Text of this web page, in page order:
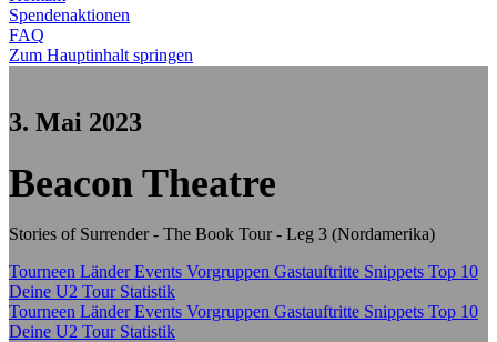
Spendenaktionen
FAQ
Zum Hauptinhalt springen
3. Mai 2023
Beacon Theatre
Stories of Surrender - The Book Tour - Leg 3 (Nordamerika)
Tourneen LänderEvents Vorgruppen Gastauftritte Snippets Top 10
Deine U2 Tour Statistik
Tourneen LänderEvents Vorgruppen Gastauftritte Snippets Top 10
Deine U2 Tour Statistik